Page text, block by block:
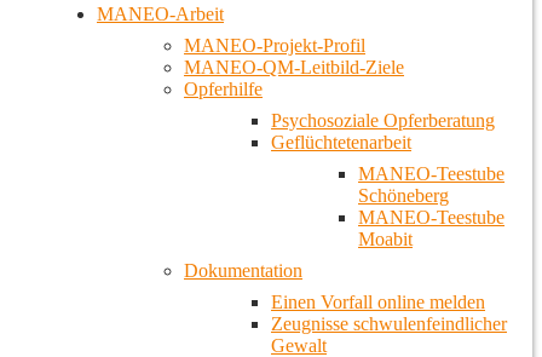
MANEO-Arbeit
MANEO-Projekt-Profil
MANEO-QM-Leitbild-Ziele
Opferhilfe
Psychosoziale Opferberatung
Geflüchtetenarbeit
MANEO-Teestube
Schöneberg
MANEO-Teestube
Moabit
Dokumentation
Einen Vorfall online melden
Zeugnisse schwulenfeindlicher
Gewalt